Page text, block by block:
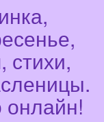
стихи,
онлайн!